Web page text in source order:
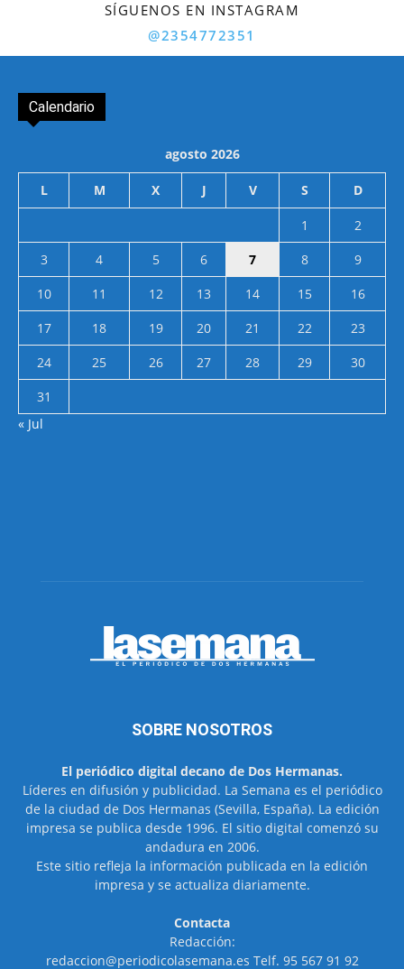
SÍGUENOS EN INSTAGRAM
@2354772351
Calendario
agosto 2026
L M X J V S D
1
2
3
4 5 6 7 8
9
10
11 12 13 14 15
16
17
18 19 20 21 22
23
24
25 26 27 28 29
30
31
« Jul
SOBRE NOSOTROS
El periódico digital decano de Dos Hermanas.
Líderes en difusión y publicidad. La Semana es el periódico
de la ciudad de Dos Hermanas (Sevilla, España). La edición
impresa se publica desde 1996. El sitio digital comenzó su
andadura en 2006.
Este sitio refleja la información publicada en la edición
impresa y se actualiza diariamente.
Contacta
Redacción:
redaccion@periodicolasemana.es Telf. 95 567 91 92